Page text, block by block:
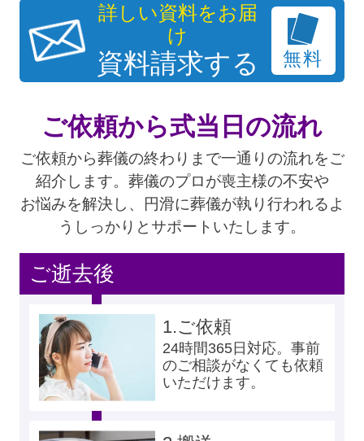
詳しい資料をお届
け
資料請求する 無料
ご依頼から式当日の流れ
ご依頼から葬儀の終わりまで一通りの流れをご
紹介します。葬儀のプロが喪主様の不安や
お悩みを解決し、円滑に葬儀が執り行われるよ
うしっかりとサポートいたします。
ご逝去後
1.ご依頼
24時間365日対応。事前
のご相談がなくても依頼
いただけます。